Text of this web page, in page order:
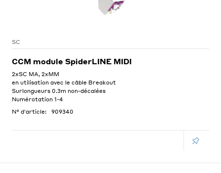
SC
CCM module SpiderLINE MIDI
2xSC MA, 2xMM
en utilisation avec le câble Breakout
Surlongueurs 0.3m non-décalées
Numérotation 1-4
N° d'article:
909340